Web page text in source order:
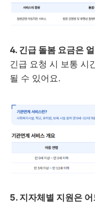
4. 긴급 돌봄 요금은
긴급 요청 시 보통
될 수 있어요.
5. 지자체별 지원은